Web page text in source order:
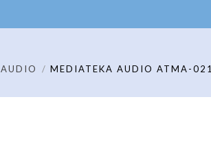
AUDIO MEDIATEKA AUDIO ATMA-021